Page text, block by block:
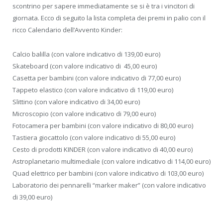
scontrino per sapere immediatamente se si è tra i vincitori di
giornata. Ecco di seguito la lista completa dei premi in palio con il
ricco Calendario dell’Avvento Kinder:
Calcio balilla (con valore indicativo di 139,00 euro)
Skateboard (con valore indicativo di 45,00 euro)
Casetta per bambini (con valore indicativo di 77,00 euro)
Tappeto elastico (con valore indicativo di 119,00 euro)
Slittino (con valore indicativo di 34,00 euro)
Microscopio (con valore indicativo di 79,00 euro)
Fotocamera per bambini (con valore indicativo di 80,00 euro)
Tastiera giocattolo (con valore indicativo di 55,00 euro)
Cesto di prodotti KINDER (con valore indicativo di 40,00 euro)
Astroplanetario multimediale (con valore indicativo di 114,00 euro)
Quad elettrico per bambini (con valore indicativo di 103,00 euro)
Laboratorio dei pennarelli “marker maker” (con valore indicativo
di 39,00 euro)